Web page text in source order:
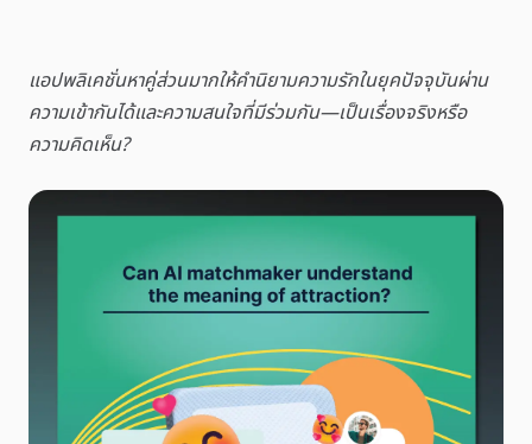
แอปพลิเคชั่นหาคู่ส่วนมากให้คำนิยามความรักในยุคปัจจุบันผ่าน
ความเข้ากันได้และความสนใจที่มีร่วมกัน—เป็นเรื่องจริงหรือ
ความคิดเห็น?